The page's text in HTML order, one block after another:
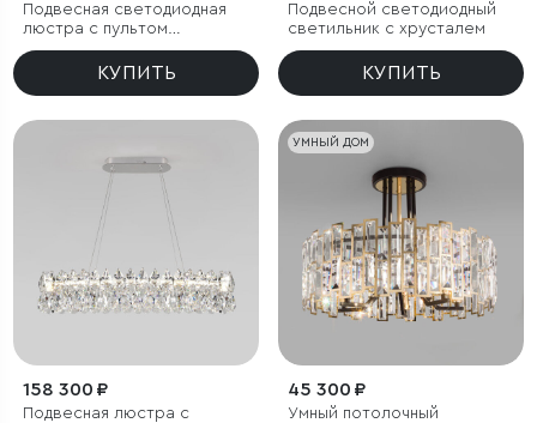
Подвесная светодиодная
люстра с пультом
управления
КУПИТЬ
Подвесной светодиодный
светильник с хрусталем
КУПИТЬ
158 300 ₽
Подвесная люстра с
УМНЫЙ ДОМ
45 300 ₽
Умный потолочный